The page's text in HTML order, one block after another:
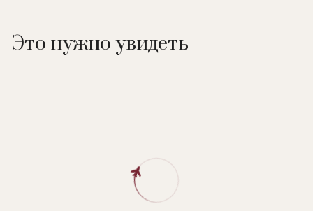
Это нужно увидеть